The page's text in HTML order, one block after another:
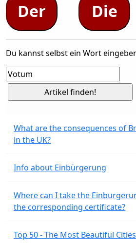
Der Die
Du kannst selbst ein Wort
What are the consequences of
in the UK?
Info about Einbürgerung
Where can I take the
the corresponding certificate?
Top 50 - The Most Beautiful